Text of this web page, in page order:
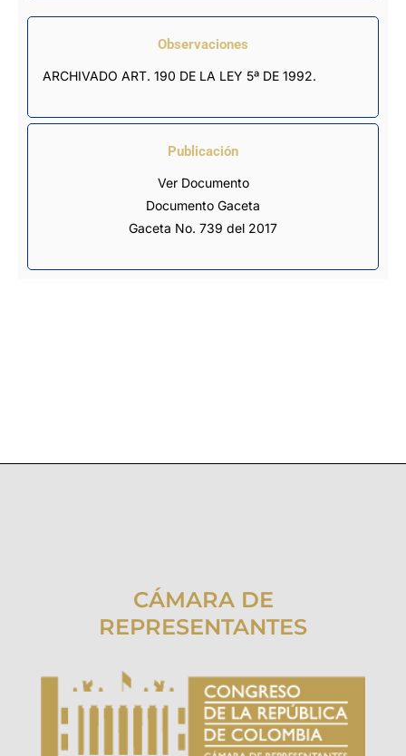
Observaciones
ARCHIVADO ART. 190 DE LA LEY 5ª DE 1992.
Publicación
Ver Documento
Documento Gaceta
Gaceta No. 739 del 2017
CÁMARA DE
REPRESENTANTES